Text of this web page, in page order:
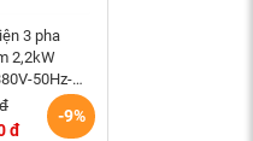
3 pha
2,2kW
50Hz-
tốc độ
r/min (kiểu
-9%
đ